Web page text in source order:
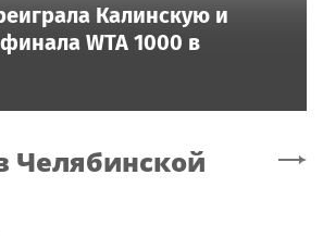
Калинскую и
WTA 1000 в
Челябинской